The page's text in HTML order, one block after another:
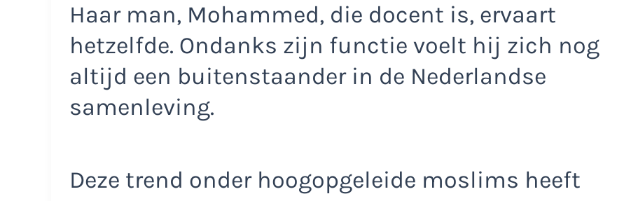
Haar man, Mohammed, die docent is, ervaart
hetzelfde. Ondanks zijn functie voelt hij zich nog
altijd een buitenstaander in de Nederlandse
samenleving.
Deze trend onder hoogopgeleide moslims heeft